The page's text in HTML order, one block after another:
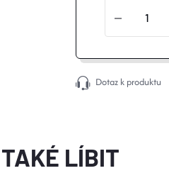
Dotaz k produktu
LÍBIT